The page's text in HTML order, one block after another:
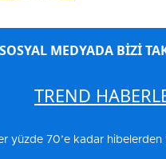
SOSYAL MEDYADA BİZİ
TREND
yüzde 70’e kadar